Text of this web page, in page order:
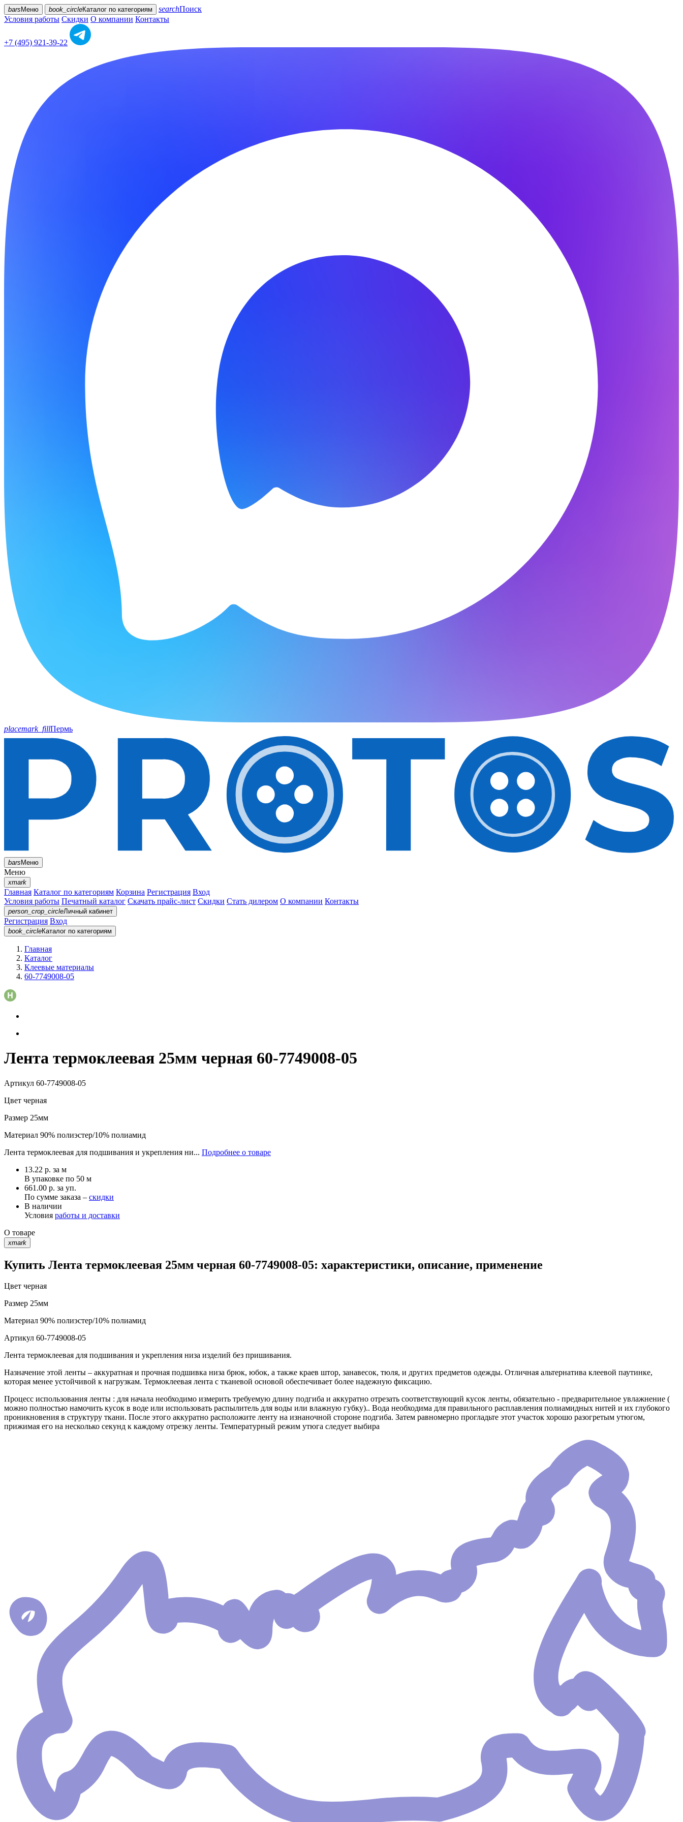
bars Меню book_circleКаталог по категориям searchПоиск
Условия работы Скидки О компании Контакты
+7 (495) 921-39-22
placemark_fillПермь
barsМеню
Меню
xmark
Главная Каталог по категориям Корзина Регистрация Вход
Условия работы Печатный каталог Скачать прайс-лист Скидки Стать дилером О компании Контакты
person_crop_circleЛичный кабинет
Регистрация Вход
book_circleКаталог по категориям
Главная
Каталог
Клеевые материалы
60-7749008-05
Лента термоклеевая 25мм черная 60-7749008-05
Артикул 60-7749008-05
Цвет черная
Размер 25мм
Материал 90% полиэстер/10% полиамид
Лента термоклеевая для подшивания и укрепления ни... Подробнее о товаре
13.22 р. за м
В упаковке по 50 м
661.00 р. за уп.
По сумме заказа – скидки
В наличии
Условия работы и доставки
О товаре
xmark
Купить Лента термоклеевая 25мм черная 60-7749008-05: характеристики, описание, применение
Цвет черная
Размер 25мм
Материал 90% полиэстер/10% полиамид
Артикул 60-7749008-05
Лента термоклеевая для подшивания и укрепления низа изделий без пришивания.
Назначение этой ленты – аккуратная и прочная подшивка низа брюк, юбок, а также краев штор, занавесок, тюля, и других предметов одежды. Отличная альтернатива клеевой паутинке,
которая менее устойчивой к нагрузкам. Термоклеевая лента с тканевой основой обеспечивает более надежную фиксацию.
Процесс использования ленты : для начала необходимо измерить требуемую длину подгиба и аккуратно отрезать соответствующий кусок ленты, обязательно - предварительное увлажнение (
можно полностью намочить кусок в воде или использовать распылитель для воды или влажную губку).. Вода необходима для правильного расплавления полиамидных нитей и их глубокого
проникновения в структуру ткани. После этого аккуратно расположите ленту на изнаночной стороне подгиба. Затем равномерно прогладьте этот участок хорошо разогретым утюгом,
прижимая его на несколько секунд к каждому отрезку ленты. Температурный режим утюга следует выбира